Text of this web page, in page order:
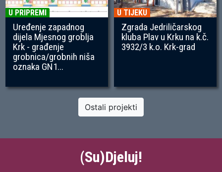
U PRIPREMI
Uređenje zapadnog
dijela Mjesnog groblja
Krk - građenje
grobnica/grobnih niša
oznaka GN1...
U TIJEKU
Zgrada Jedriličarskog
kluba Plav u Krku na k.č.
3932/3 k.o. Krk-grad
Ostali projekti
(Su)Djeluj!